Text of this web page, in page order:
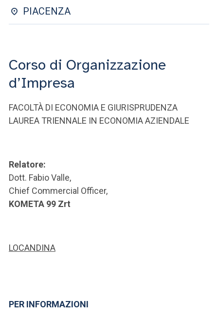
SEI UN DOCENTE O UN MEMBRO DELLO STAFF
PIACENZA
Corso di Organizzazione
d’Impresa
FACOLTÀ DI ECONOMIA E GIURISPRUDENZA
LAUREA TRIENNALE IN ECONOMIA AZIENDALE
Relatore:
Dott. Fabio Valle,
Chief Commercial Officer,
KOMETA 99 Zrt
LOCANDINA
PER INFORMAZIONI